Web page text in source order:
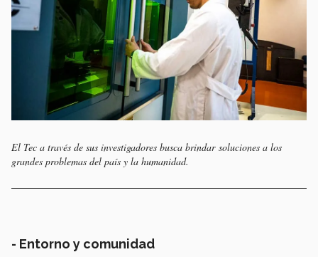
El Tec a través de sus investigadores busca brindar soluciones a los
grandes problemas del país y la humanidad.
- Entorno y comunidad